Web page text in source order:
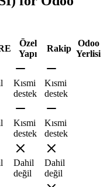
Özel
Yapı
Rakip
Odoo
Yerlisi
Kısmi
destek
Kısmi
destek
Kısmi
destek
Kısmi
destek
Dahil
değil
Dahil
değil